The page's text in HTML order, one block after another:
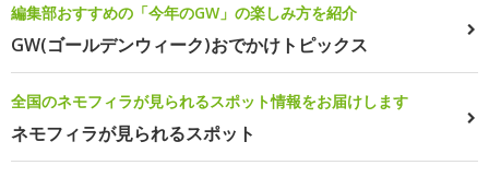
編集部おすすめの「今年のGW」の楽しみ方を紹介
GW(ゴールデンウィーク)おでかけトピックス
全国のネモフィラが見られるスポット情報をお届けします
ネモフィラが見られるスポット